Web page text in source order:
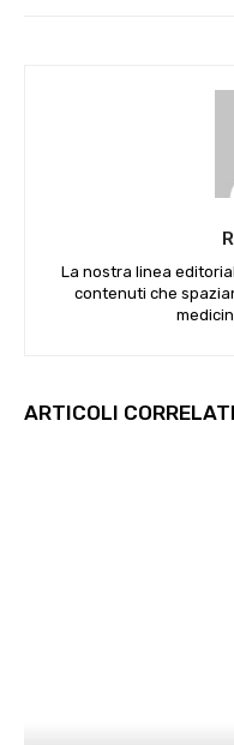
La nostra linea
contenuti che
ARTICOLI CORRELATI